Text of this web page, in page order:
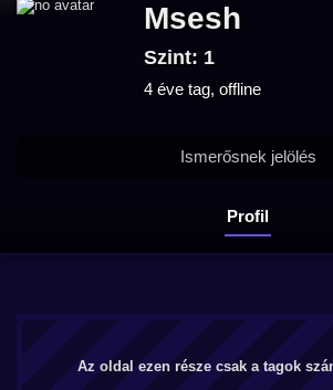
Msesh
Szint: 1
4 éve tag, offline
Profil
Ismerősnek jelölés
Az oldal ezen része csak a tagok